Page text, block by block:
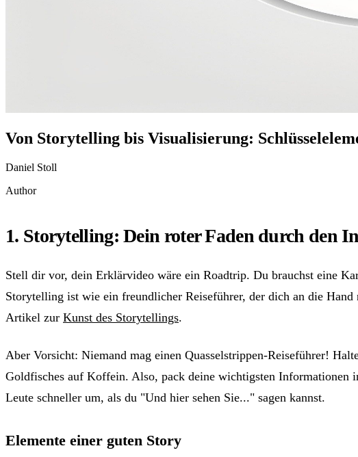
Von Storytelling bis Visualisierung:
Daniel Stoll
Author
1. Storytelling: Dein roter Faden durch den
Stell dir vor, dein Erklärvideo wäre ein Roadtrip. Du brauchst eine
Storytelling ist wie ein freundlicher Reiseführer, der dich an die
Artikel zur Kunst des Storytellings.
Aber Vorsicht: Niemand mag einen Quasselstrippen-Reiseführer!
Goldfisches auf Koffein. Also, pack deine wichtigsten Informationen
Leute schneller um, als du "Und hier sehen Sie..." sagen kannst.
Elemente einer guten Story